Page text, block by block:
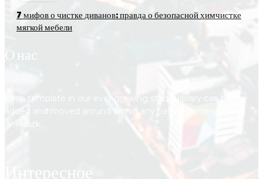
7 мифов о чистке диванов: правда о безопасной химчистке
мягкой мебели
О нас
Each template in our ever growing studio library can be
added and moved around within any page effortlessly with
Интересное